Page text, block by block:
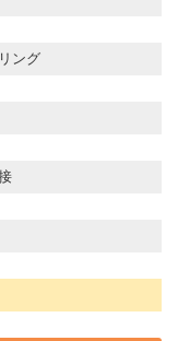
ング